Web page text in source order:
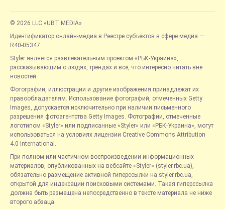
© 2026 LLC «UBT MEDIA»
Идентификатор онлайн-медиа в Реестре субъектов в сфере медиа —
R40-05347
Styler является развлекательным проектом «РБК-Украина»,
рассказывающим о людях, трендах и всё, что интересно читать вне
новостей.
Фотографии, иллюстрации и другие изображения принадлежат их
правообладателям. Использование фотографий, отмеченных Getty
Images, допускается исключительно при наличии письменного
разрешения фотоагентства Getty Images. Фотографии, отмеченные
логотипом «Styler» или подписанные «Styler» или «РБК-Украина», могут
использоваться на условиях лицензии Creative Commons Attribution
4.0 International.
При полном или частичном воспроизведении информационных
материалов, опубликованных на вебсайте «Styler» (styler.rbc.ua),
обязательно размещение активной гиперссылки на styler.rbc.ua,
открытой для индексации поисковыми системами. Такая гиперссылка
должна быть размещена непосредственно в тексте материала не ниже
второго абзаца.